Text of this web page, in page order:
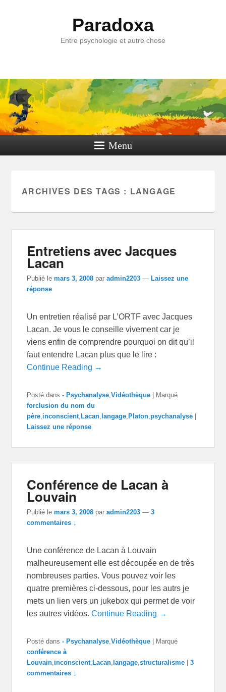
Paradoxa
Entre psychologie et autre chose
Menu
ARCHIVES DES TAGS : LANGAGE
Entretiens avec Jacques
Lacan
Publié lemars 3, 2008 paradmin2203 — Laissez une
réponse
Un entretien réalisé par L’ORTF avec Jacques
Lacan. Je vous le conseille vivement car je
viens enfin de comprendre pourquoi on dit qu’il
faut entendre Lacan plus que le lire :
Continue Reading →
Posté dans - Psychanalyse ,Vidéothèque
Marqué
forclusion du nom du
père inconscient Lacan langage Platon ,psychanalyse
Laissez une réponse
Conférence de Lacan à
Louvain
Publié lemars 3, 2008 paradmin2203 —3
commentaires ↓
Une conférence de Lacan à Louvain
malheureusement elle est découpée en de très
nombreuses parties. Vous pouvez voir les
quatre premières ci-dessous, pour les autrs je
mets un lien vers un jukebox qui permet de voir
les autres vidéos.Continue Reading →
Posté dans - Psychanalyse ,Vidéothèque | Marqué
conférence à
Louvain inconscient ,Lacan langage ,structuralisme |3
commentaires ↓